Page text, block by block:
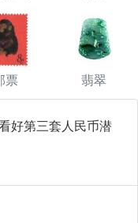
票 翡翠
好第三套人民币潜